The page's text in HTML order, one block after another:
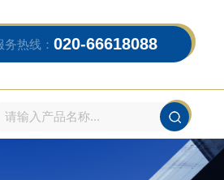
务热线： 020-66618088